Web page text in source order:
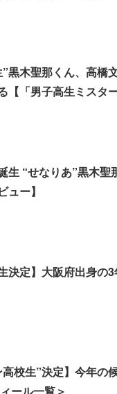
黒木聖那くん、高橋
【「男子高生ミスタ
生 “せなりあ”黒木
ュー】
決定】大阪府出身の
高校生”決定】今年の